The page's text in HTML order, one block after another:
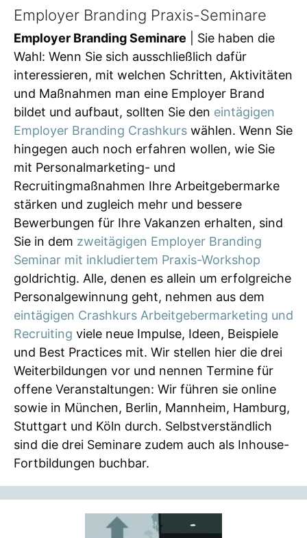
Employer Branding Praxis-Seminare
Employer Branding Seminare | Sie haben die
Wahl: Wenn Sie sich ausschließlich dafür
interessieren, mit welchen Schritten, Aktivitäten
und Maßnahmen man eine Employer Brand
bildet und aufbaut, sollten Sie den eintägigen
Employer Branding Crashkurs wählen. Wenn Sie
hingegen auch noch erfahren wollen, wie Sie
mit Personalmarketing- und
Recruitingmaßnahmen Ihre Arbeitgebermarke
stärken und zugleich mehr und bessere
Bewerbungen für Ihre Vakanzen erhalten, sind
Sie in dem zweitägigen Employer Branding
Seminar mit inkludiertem Praxis-Workshop
goldrichtig. Alle, denen es allein um erfolgreiche
Personalgewinnung geht, nehmen aus dem
eintägigen Crashkurs Arbeitgebermarketing und
Recruiting viele neue Impulse, Ideen, Beispiele
und Best Practices mit. Wir stellen hier die drei
Weiterbildungen vor und nennen Termine für
offene Veranstaltungen: Wir führen sie online
sowie in München, Berlin, Mannheim, Hamburg,
Stuttgart und Köln durch. Selbstverständlich
sind die drei Seminare zudem auch als Inhouse-
Fortbildungen buchbar.